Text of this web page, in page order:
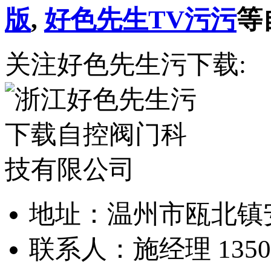
版, 好色先生TV污污等
关注好色先生污下载:
地址：温州市瓯北
联系人：施经理